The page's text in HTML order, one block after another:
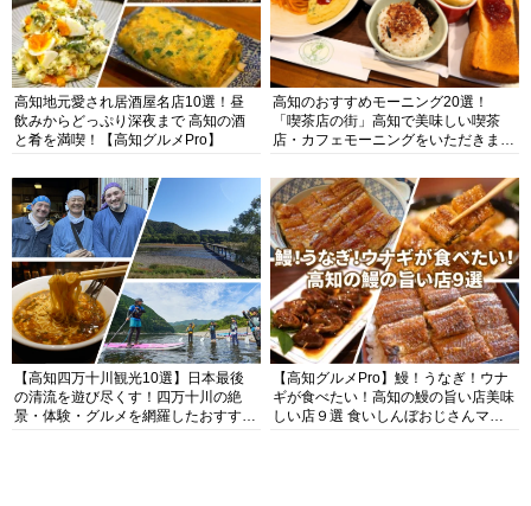
高知地元愛され居酒屋名店10選！昼
飲みからどっぷり深夜まで 高知の酒
と肴を満喫！【高知グルメPro】
高知のおすすめモーニング20選！
「喫茶店の街」高知で美味しい喫茶
店・カフェモーニングをいただきま
【高知四万十川観光10選】日本最後
の清流を遊び尽くす！四万十川の絶
景・体験・グルメを網羅したおすすめ
【高知グルメPro】鰻！うなぎ！ウナ
ギが食べたい！高知の鰻の旨い店美味
しい店９選 食いしんぼおじさんマッ